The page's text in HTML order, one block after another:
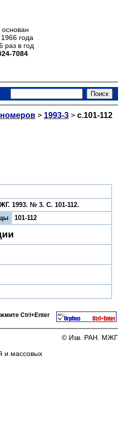
года
раз в год
7084
> 1993-3> с.101-112
1993. № 3. С. 101-112.
101-112
Ctrl+Enter
и массовых
© Изв. РАН. МЖГ